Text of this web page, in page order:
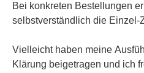
Bei konkreten Bestellungen
selbstverständlich die Einzel-
Vielleicht haben meine
Klärung beigetragen und ich